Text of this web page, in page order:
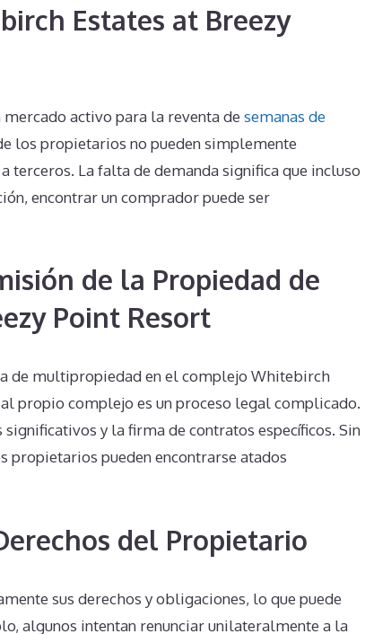
Estates at Breezy
activo para la reventa de semanas de
los propietarios no pueden simplemente
terceros. La falta de demanda significa que incluso
encontrar un comprador puede ser
de la Propiedad de
Point Resort
de multipropiedad en el complejo Whitebirch
propio complejo es un proceso legal complicado.
y la firma de contratos específicos. Sin
propietarios pueden encontrarse atados
del Propietario
sus derechos y obligaciones, lo que puede
algunos intentan renunciar unilateralmente a la